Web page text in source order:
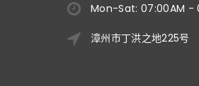
Mon-Sat: 07:00AM -
漳州市丁洪之地225号